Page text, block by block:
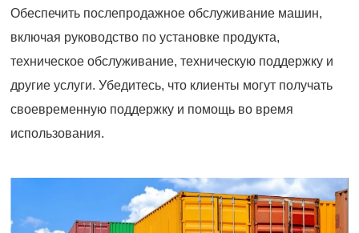
Обеспечить послепродажное обслуживание машин,
включая руководство по установке продукта,
техническое обслуживание, техническую поддержку и
другие услуги. Убедитесь, что клиенты могут получать
своевременную поддержку и помощь во время
использования.